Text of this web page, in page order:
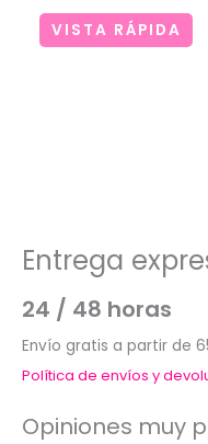
VISTA RÁPIDA
Entrega
24 / 48 horas
Envío gratis a partir de
Política de envíos y
Opiniones muy